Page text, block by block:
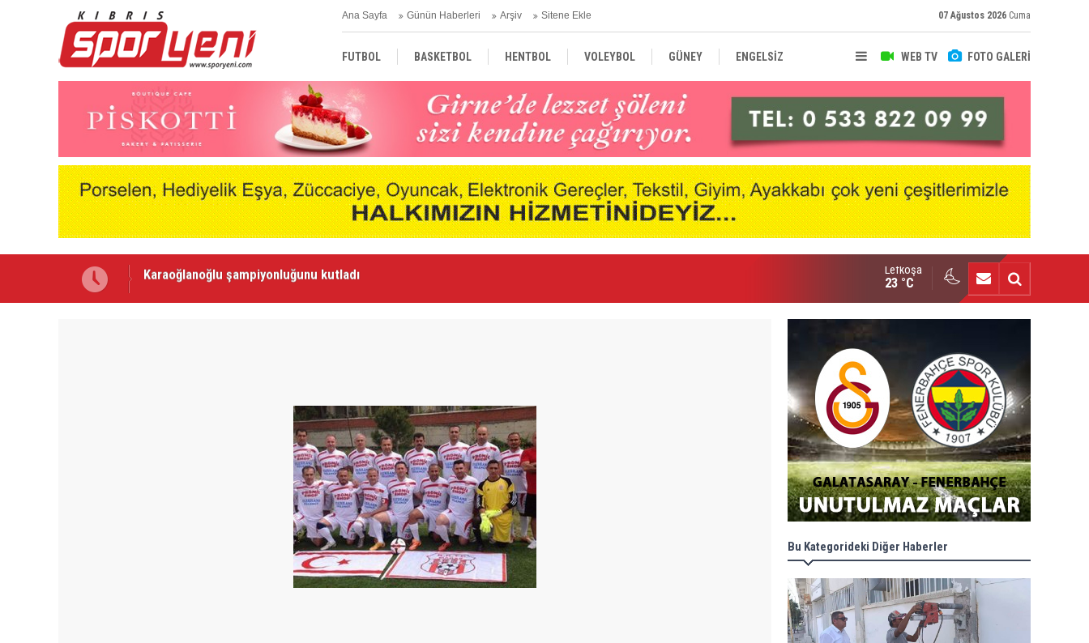
Ana Sayfa Günün Haberleri Arşiv Sitene Ekle 07 Ağustos 2026 Cuma
WEB TV FOTO GALERİ
FUTBOL BASKETBOL HENTBOL VOLEYBOL GÜNEY ENGELSİZ
TÜRKİYE AVRUPA DÜNYA
Voleybolda transfer dönemi sürüyor
Lefkoşa
23 °C
Bu Kategorideki Diğer Haberler